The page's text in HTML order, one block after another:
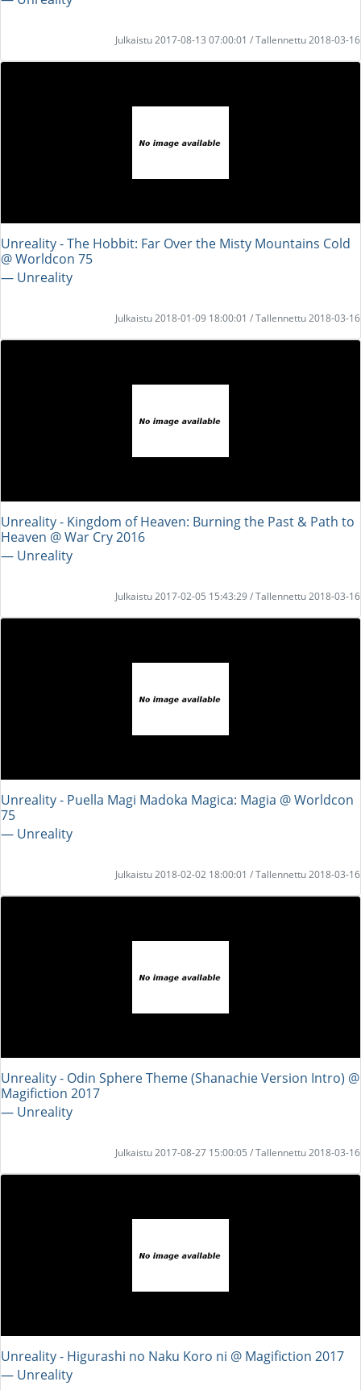
Julkaistu 2017-08-13 07:00:01 / Tallennettu 2018-03-16
Unreality - The Hobbit: Far Over the Misty Mountains Cold
@ Worldcon 75
― Unreality
Julkaistu 2018-01-09 18:00:01 / Tallennettu 2018-03-16
Unreality - Kingdom of Heaven: Burning the Past & Path to
Heaven @ War Cry 2016
― Unreality
Julkaistu 2017-02-05 15:43:29 / Tallennettu 2018-03-16
Unreality - Puella Magi Madoka Magica: Magia @ Worldcon
75
― Unreality
Julkaistu 2018-02-02 18:00:01 / Tallennettu 2018-03-16
Unreality - Odin Sphere Theme (Shanachie Version Intro) @
Magifiction 2017
― Unreality
Julkaistu 2017-08-27 15:00:05 / Tallennettu 2018-03-16
Unreality - Higurashi no Naku Koro ni @ Magifiction 2017
― Unreality